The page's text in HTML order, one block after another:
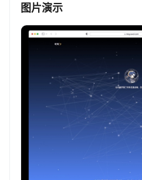
图片演示